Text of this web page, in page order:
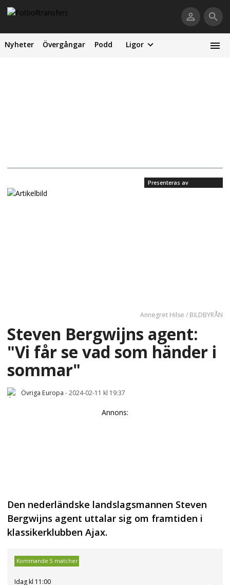
Nyheter Övergångar Podd Ligor
Presenteras av
Annegret Hilse / BILDBYRÅN
Steven Bergwijns agent:
"Vi får se vad som händer i
sommar"
Övriga Europa -2024-02-11 kl 19:37
Annons:
Den nederländske landslagsmannen Steven
Bergwijns agent uttalar sig om framtiden i
klassikerklubben Ajax.
Kommande 5 matcher
Idag kl 11:00